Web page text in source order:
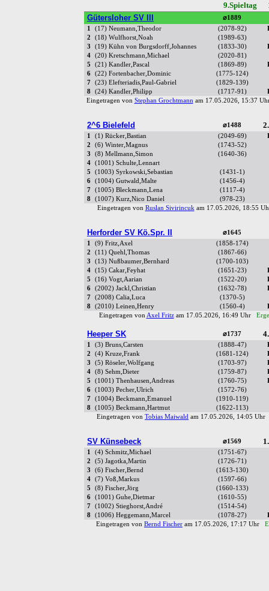
9.Spieltag
Gütersloher SV III
⌀1889
1 (17) Neumann,Theodor (2078-92)
2
(18) Wulfhorst,Noah
(1989-63)
3
(19) Kühn von Burgsdorff,Johannes (1833-30)
4
(20) Kretschmann,Michael
(2020-81)
5
(21) Kandler,Pascal (1869-89)
6
(22) Fortenbacher,Dominic
(1775-124)
7
(23) Elefteriadis,Paul-Gabriel
(1829-139)
8
(24) Kandler,Philipp (1717-91)
Eingetragen von Stephan Grochtmannam 17.05.2026, 15:37
2^6 Bielefeld ⌀1488
1 (1) Rücker,Bastian (2049-69)
2
(6) Winter,Magnus
(1743-52)
3
(8) Mellmann,Simon
(1640-36)
4
(1001) Schulte,Lennart
5
(1003) Syrkowski,Sebastian
(1431-1)
6
(1004) Gutwald,Malte
(1456-4)
7
(1005) Bleckmann,Lena
(1117-4)
8
(1007) Kurz,Nico Daniel
(978-23)
Eingetragen von Ruslan Sivirincukam 17.05.2026, 18:55
Herforder SV Kö.Spr. II ⌀1645
1 (9) Fritz,Axel
(1858-174)
2
(11) Quehl,Thomas
(1867-66)
3
(13) Nußbaumer,Bernhard
(1700-103)
4
(15) Cakar,Feyhat (1651-23)
5
(16) Vogt,Aarian (1522-20)
6
(2002) Jackl,Christian (1632-78)
7
(2008) Calia,Luca
(1370-5)
8
(2010) Leinen,Henry (1560-4)
Eingetragen vonAxel Fritzam 17.05.2026, 16:49 Uhr
Heeper SK ⌀1737
1 (3) Bruns,Carsten (1888-47)
2
(4) Kruze,Frank (1681-124)
3
(5) Röseler,Wolfgang (1703-97)
4
(8) Sehm,Dieter (1759-87)
5
(1001) Thenhausen,Andreas (1760-75)
6
(1003) Pecher,Ulrich
(1572-76)
7
(1004) Beckmann,Emanuel
(1910-119)
8
(1005) Beckmann,Hartmut
(1622-113)
Eingetragen von Tobias Maiwald am 17.05.2026, 14:05
SV Künsebeck ⌀1569
1 (4) Schmitz,Michael
(1751-67)
2
(5) Jagotka,Martin
(1726-71)
3
(6) Fischer,Bernd
(1613-130)
4
(7) Voß,Markus
(1597-66)
5
(8) Fischer,Jörg
(1660-133)
6
(1001) Guhe,Dietmar
(1610-55)
7
(1002) Stieghorst,André
(1514-54)
8
(1006) Heggemann,Marcel (1078-27)
Eingetragen von Bernd Fischer am 17.05.2026, 17:17 Uhr